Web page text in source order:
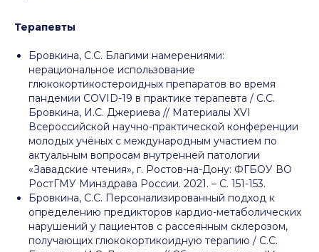
Терапевты
Бровкина, С.С. Благими намерениями:
нерациональное использование
глюкокортикостероидных препаратов во время
пандемии COVID-19 в практике терапевта / С.С.
Бровкина, И.C. Джериева // Материалы XVI
Всероссийской научно-практической конференции
молодых учёных с международным участием по
актуальным вопросам внутренней патологии
«Завадские чтения», г. Ростов-на-Дону: ФГБОУ ВО
РостГМУ Минздрава России. 2021. – С. 151-153.
Бровкина, С.С. Персонализированный подход к
определению предикторов кардио-метаболических
нарушений у пациентов с рассеянным склерозом,
получающих глюкокортикоидную терапию / С.С.